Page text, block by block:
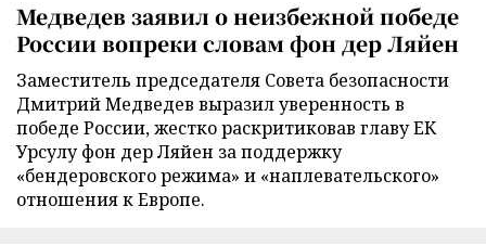
Медведев заявил о неизбежной победе
России вопреки словам фон дер Ляйен
Заместитель председателя Совета безопасности
Дмитрий Медведев выразил уверенность в
победе России, жестко раскритиковав главу ЕК
Урсулу фон дер Ляйен за поддержку
«бендеровского режима» и «наплевательского»
отношения к Европе.